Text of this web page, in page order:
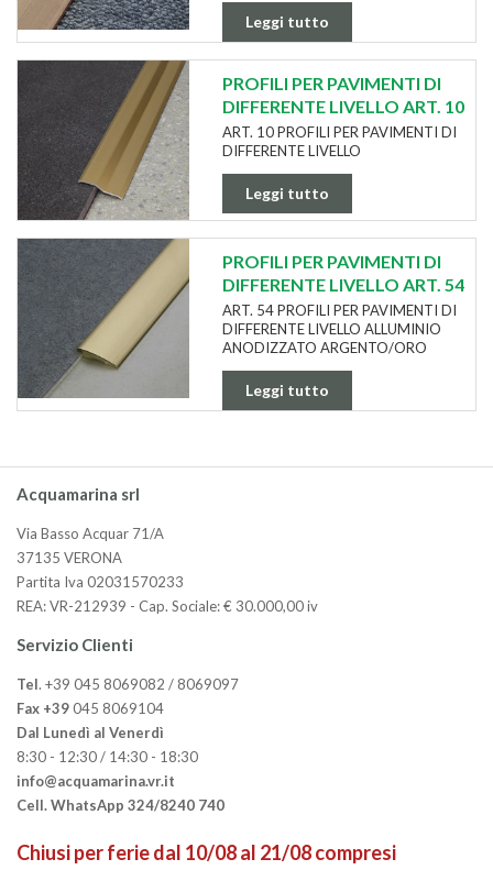
Leggi tutto
PROFILI PER PAVIMENTI DI
DIFFERENTE LIVELLO ART. 10
ART. 10 PROFILI PER PAVIMENTI DI
DIFFERENTE LIVELLO
Leggi tutto
PROFILI PER PAVIMENTI DI
DIFFERENTE LIVELLO ART. 54
ART. 54 PROFILI PER PAVIMENTI DI
DIFFERENTE LIVELLO ALLUMINIO
ANODIZZATO ARGENTO/ORO
Leggi tutto
Acquamarina srl
Via Basso Acquar 71/A
37135 VERONA
Partita Iva 02031570233
REA: VR-212939 - Cap. Sociale: € 30.000,00 iv
Servizio Clienti
Tel. +39 045 8069082 / 8069097
Fax +39045 8069104
Dal Lunedì al Venerdì
8:30 - 12:30 / 14:30 - 18:30
info@acquamarina.vr.it
Cell. WhatsApp 324/8240 740
Chiusi per ferie dal 10/08 al 21/08 compresi